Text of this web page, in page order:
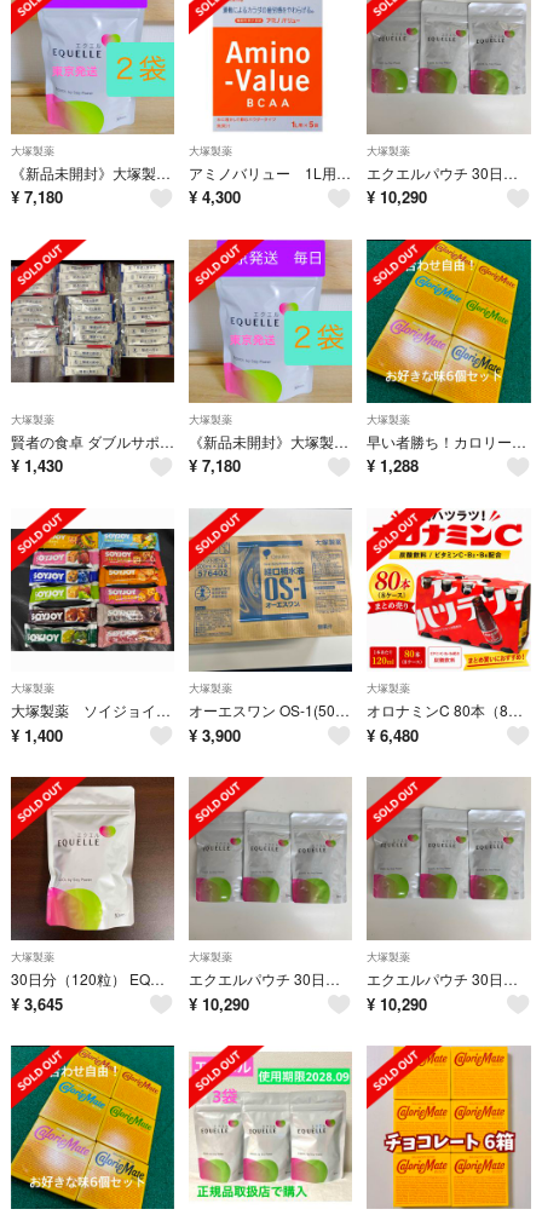
大塚製薬
《新品未開封》大塚製薬 エクエル パウチ 120粒×2個 賞味期限2028.9
¥ 7,180
大塚製薬
アミノバリュー 1L用 粉末 パウダー 5袋×5箱セット 合計25袋 大塚製薬
¥ 4,300
大塚製薬
エクエルパウチ 30日分120粒x3袋
¥ 10,290
大塚製薬
賢者の食卓 ダブルサポート6g×30包
¥ 1,430
大塚製薬
《新品未開封》大塚製薬 エクエル パウチ 120粒×2個 賞味期限2028.9
¥ 7,180
大塚製薬
早い者勝ち！カロリーメイト ブロック 4本入 80g 組み合わせ自由で6個
¥ 1,288
大塚製薬
大塚製薬 ソイジョイ SOYJOY アソート 12本
¥ 1,400
大塚製薬
オーエスワン OS-1(500ml*24本入)
¥ 3,900
大塚製薬
オロナミンC 80本（8ケース）まとめ売り
¥ 6,480
大塚製薬
30日分（120粒） EQUELLE エクエル 大塚製薬 国内正規品
¥ 3,645
大塚製薬
エクエルパウチ 30日分120粒x3袋
¥ 10,290
大塚製薬
エクエルパウチ 30日分120粒x3袋
¥ 10,290